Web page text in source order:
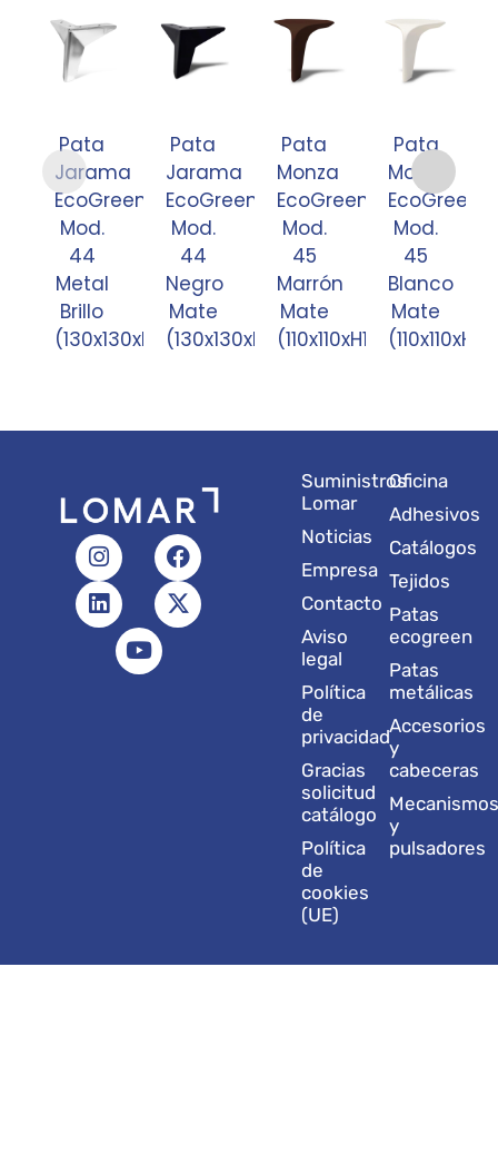
Pata
Jarama
EcoGreen
Mod.
44
Metal
Brillo
(130x130xH120)
Pata
Jarama
EcoGreen
Mod.
44
Negro
Mate
(130x130xH100)
Pata
Monza
EcoGreen
Mod.
45
Marrón
Mate
(110x110xH120)
Pata
Monza
EcoGreen
Mod.
45
Blanco
Mate
I
n
s
t
F
a
c
e
L
i
n
k
X
-
t
w
u
b
Suministros
Lomar
Noticias
Empresa
Contacto
Aviso
legal
Política
de
privacidad
Gracias
solicitud
catálogo
Política
de
cookies
(UE)
Oficina
Adhesivos
Catálogos
Tejidos
Patas
ecogreen
Patas
metálicas
Accesorios
y
cabeceras
y
pulsadores